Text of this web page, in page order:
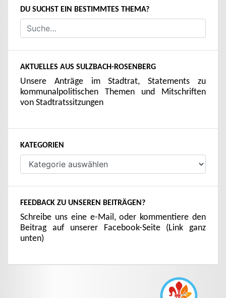
DU SUCHST EIN BESTIMMTES THEMA?
AKTUELLES AUS SULZBACH-ROSENBERG
Unsere Anträge im Stadtrat, Statements zu
kommunalpolitischen Themen und Mitschriften
von Stadtratssitzungen
KATEGORIEN
FEEDBACK ZU UNSEREN BEITRÄGEN?
Schreibe uns eine e-Mail, oder kommentiere den
Beitrag auf unserer Facebook-Seite (Link ganz
unten)